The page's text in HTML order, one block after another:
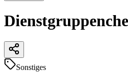
Sonstiges